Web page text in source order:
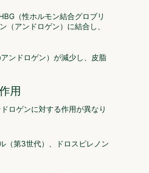
（性ホルモン結合グロブリ
（アンドロゲン）に結合し、
ンドロゲン）が減少し、皮脂
用
ロゲンに対する作用が異なり
（第3世代）、ドロスピレノン